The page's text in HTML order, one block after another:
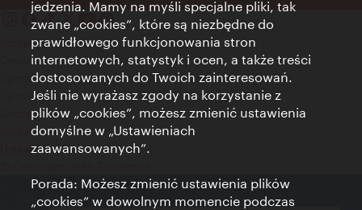
Kontakt
Credits
Zgoda na przetwarzanie danych osobowych
Terms of Use
Dostępność
Kontakt prasowy
Ustawienia cookies
jedzenia. Mamy na myśli specjalne pliki, tak
zwane „cookies”, które są niezbędne do
prawidłowego funkcjonowania stron
internetowych, statystyk i ocen, a także treści
dostosowanych do Twoich zainteresowań.
Jeśli nie wyrażasz zgody na korzystanie z
plików „cookies”, możesz zmienić ustawienia
domyślne w „Ustawieniach
zaawansowanych”.
Porada: Możesz zmienić ustawienia plików
„cookies” w dowolnym momencie podczas